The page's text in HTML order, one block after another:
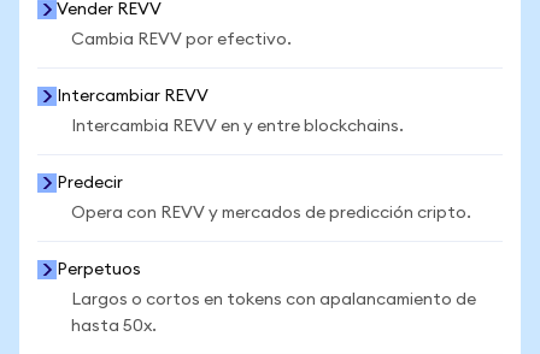
Vender REVV
Cambia REVV por efectivo.
Intercambiar REVV
Intercambia REVV en y entre blockchains.
Predecir
Opera con REVV y mercados de predicción cripto.
Perpetuos
Largos o cortos en tokens con apalancamiento de
hasta 50x.